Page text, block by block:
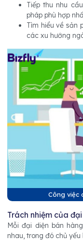
Tiếp thu nhu
pháp phù hợp
Tìm hiểu về sản
các xu hướng
Công việc
Trách nhiệm của
Mỗi đại diện bán
nhau, trong đó chủ yếu